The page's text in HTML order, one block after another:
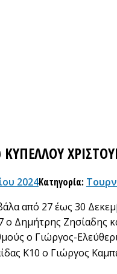
2024Κατηγορία:
από 27 έως 30
ο Δημήτρης Ζησίαδης
ο Γιώργος-
Κ10 ο Γιώργος